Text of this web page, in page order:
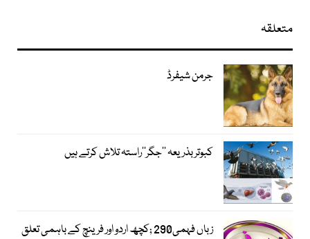
متعلقہ
جرمن شیفرڈ
کبوتر بذریعہ ’’جگر‘‘راستہ تلاش کرتے ہیں
زباں فہمی290 ;کچھ اردو اور فرینچ کے باہمی تعلق